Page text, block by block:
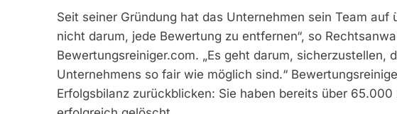
Seit seiner Gründung hat das Unternehmen sein Team auf
nicht darum, jede Bewertung zu entfernen“, so
Bewertungsreiniger.com. „Es geht darum, sicherzustellen,
Unternehmens so fair wie möglich sind.“
Erfolgsbilanz zurückblicken: Sie haben bereits über